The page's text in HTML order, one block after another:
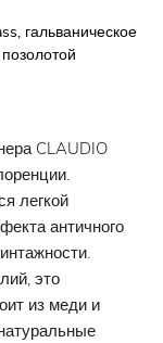
гальваническое
CLAUDIO
легкой
античного
это
из меди и